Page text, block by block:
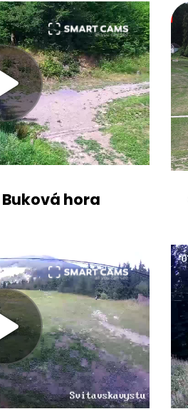
hora